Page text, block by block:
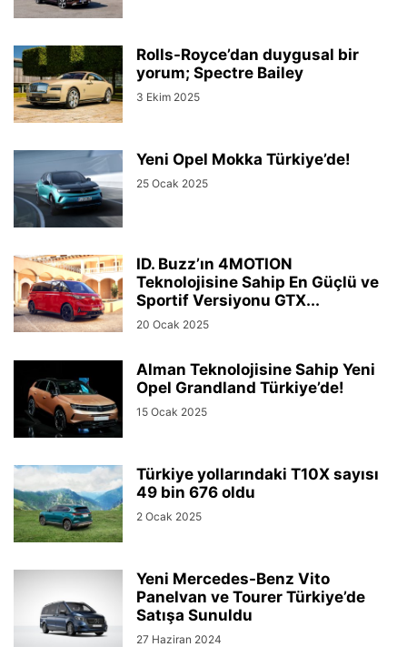
Rolls-Royce’dan duygusal bir
yorum; Spectre Bailey
3 Ekim 2025
Yeni Opel Mokka Türkiye’de!
25 Ocak 2025
ID. Buzz’ın 4MOTION
Teknolojisine Sahip En Güçlü ve
Sportif Versiyonu GTX...
20 Ocak 2025
Alman Teknolojisine Sahip Yeni
Opel Grandland Türkiye’de!
15 Ocak 2025
Türkiye yollarındaki T10X sayısı
49 bin 676 oldu
2 Ocak 2025
Yeni Mercedes-Benz Vito
Panelvan ve Tourer Türkiye’de
Satışa Sunuldu
27 Haziran 2024